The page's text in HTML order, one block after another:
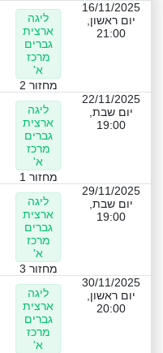
16/11/2025
יום ראשון,
21:00
ליגה
ארצית
גברים
מרכז
א'
מחזור 2
22/11/2025
יום שבת,
19:00
ליגה
ארצית
גברים
מרכז
א'
מחזור 1
29/11/2025
יום שבת,
19:00
ליגה
ארצית
גברים
מרכז
א'
מחזור 3
30/11/2025
יום ראשון,
20:00
ליגה
ארצית
גברים
מרכז
א'